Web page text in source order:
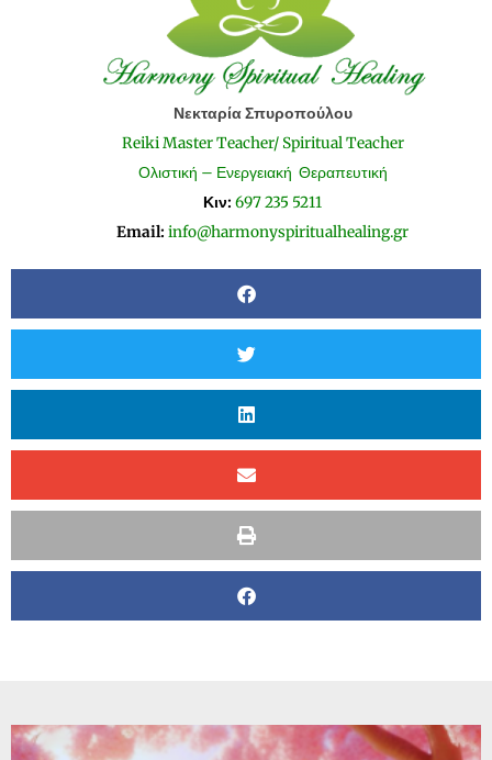
Νεκταρία Σπυροπούλου
Reiki Master Teacher/ Spiritual Teacher
Ολιστική – Ενεργειακή Θεραπευτική
Κιν: 697 235 5211
Email: info@harmonyspiritualhealing.gr